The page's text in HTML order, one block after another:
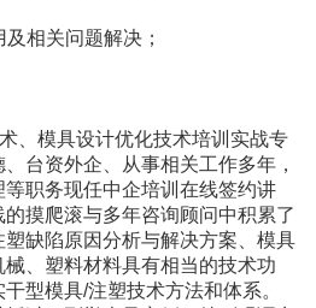
相关问题解决；
、模具设计优化技术培训实战专
台资外企、从事相关工作多年，
职务现任中企培训在线签约讲
摸爬滚与多年咨询顾问中积累了
缺陷原因分析与解决方案、模具
、塑料材料具有相当的技术功
型模具/注塑技术方法和体系。